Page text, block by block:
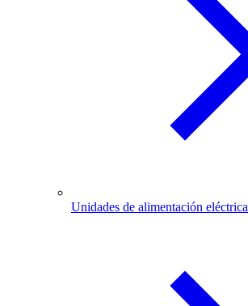
Unidades de alimentación eléctrica